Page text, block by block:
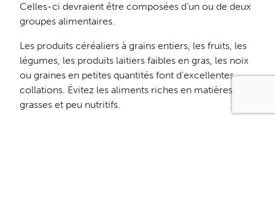
Celles-ci devraient être composées d’un ou de deux
groupes alimentaires.
Les produits céréaliers à grains entiers, les fruits, les
légumes, les produits laitiers faibles en gras, les noix
ou graines en petites quantités font d’excellentes
collations. Évitez les aliments riches en matières
grasses et peu nutritifs.